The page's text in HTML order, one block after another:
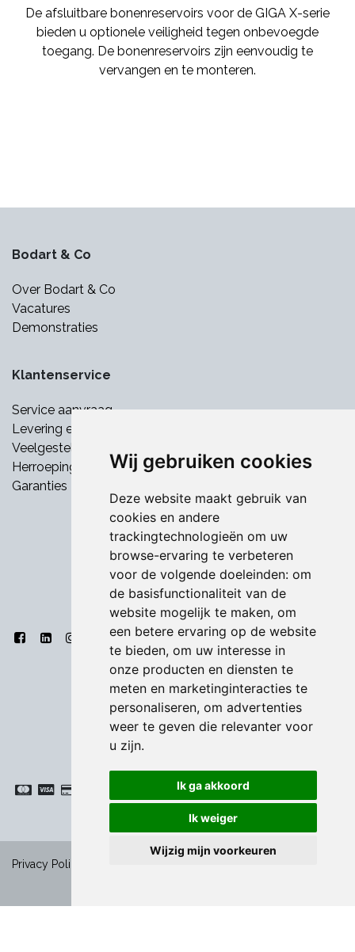
Wij gebruiken cookies
Deze website maakt gebruik van
cookies en andere
trackingtechnologieën om uw
browse-ervaring te verbeteren
voor de volgende doeleinden: om
de basisfunctionaliteit van de
website mogelijk te maken, om
een betere ervaring op de website
te bieden, om uw interesse in
onze producten en diensten te
meten en marketinginteracties te
personaliseren, om advertenties
weer te geven die relevanter voor
u zijn.
Ik ga akkoord
Ik weiger
Wijzig mijn voorkeuren
De afsluitbare bonenreservoirs voor de GIGA X-serie
bieden u optionele veiligheid tegen onbevoegde
toegang. De bonenreservoirs zijn eenvoudig te
vervangen en te monteren.
Bodart & Co
Over Bodart & Co
Vacatures
Demonstraties
Klantenservice
Service aanvraag
Levering en betaling
Veelgestelde vragen
Herroepingsrecht
Garanties
Privacy Policy